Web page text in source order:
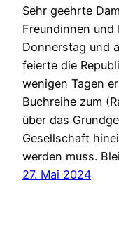
Sehr geehrte
Freundinnen und
Donnerstag und
feierte die
wenigen Tagen
Buchreihe zum
über das
Gesellschaft
werden muss.
27. Mai 2024